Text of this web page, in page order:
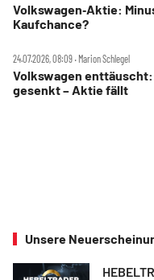
Volkswagen‑Aktie:
Kaufchance?
24.07.2026, 08:09 ‧ Marion Schlegel
Volkswagen
gesenkt – Aktie fällt
Unsere